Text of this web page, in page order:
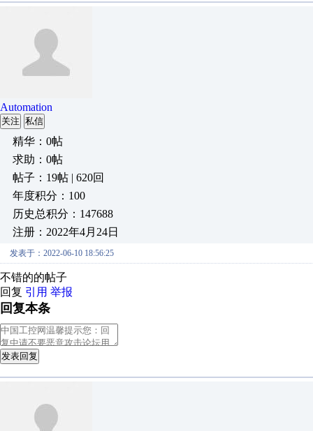
Automation
关注 私信
精华：0帖
求助：0帖
帖子：19帖 | 620回
年度积分：100
历史总积分：147688
注册：2022年4月24日
发表于：2022-06-10 18:56:25
不错的的帖子
回复 引用 举报
回复本条
发表回复